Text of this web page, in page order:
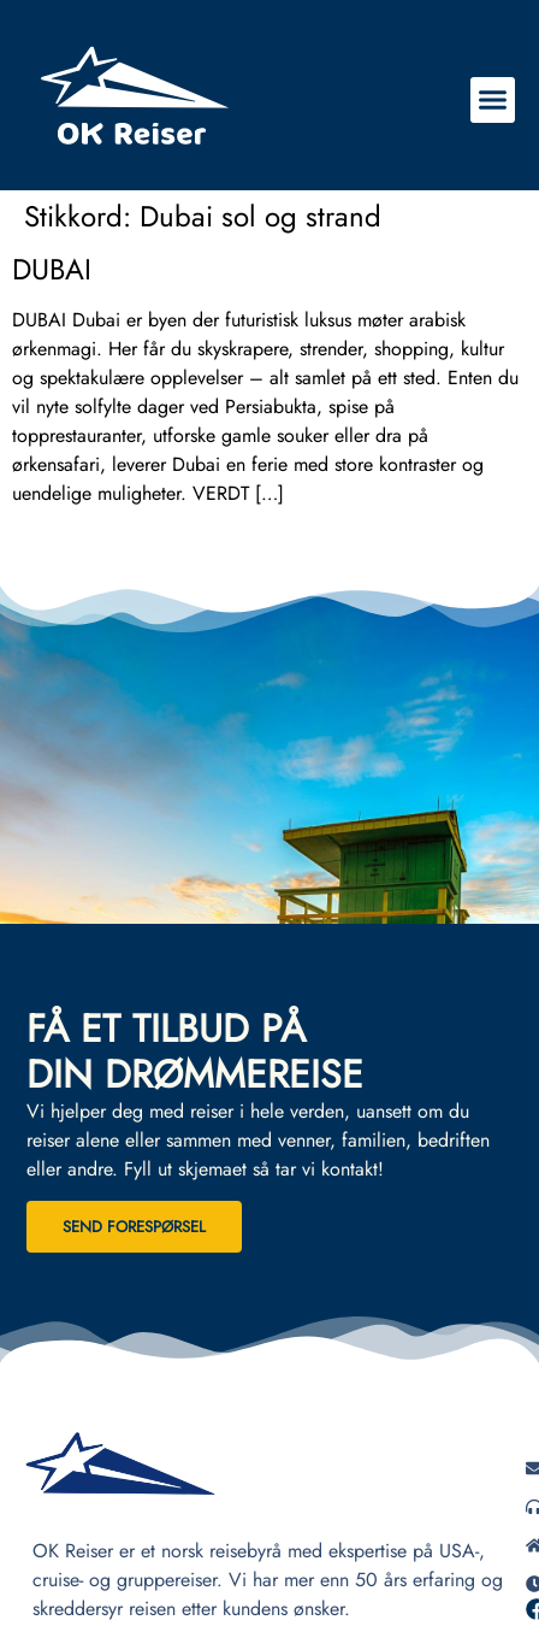
Stikkord: Dubai sol og strand
DUBAI
DUBAI Dubai er byen der futuristisk luksus møter arabisk
ørkenmagi. Her får du skyskrapere, strender, shopping, kultur
og spektakulære opplevelser – alt samlet på ett sted. Enten du
vil nyte solfylte dager ved Persiabukta, spise på
topprestauranter, utforske gamle souker eller dra på
ørkensafari, leverer Dubai en ferie med store kontraster og
uendelige muligheter. VERDT […]
FÅ ET TILBUD PÅ
DIN DRØMMEREISE
Vi hjelper deg med reiser i hele verden, uansett om du
reiser alene eller sammen med venner, familien, bedriften
eller andre. Fyll ut skjemaet så tar vi kontakt!
SEND FORESPØRSEL
OK Reiser er et norsk reisebyrå med ekspertise på USA-,
cruise- og gruppereiser. Vi har mer enn 50 års erfaring og
skreddersyr reisen etter kundens ønsker.